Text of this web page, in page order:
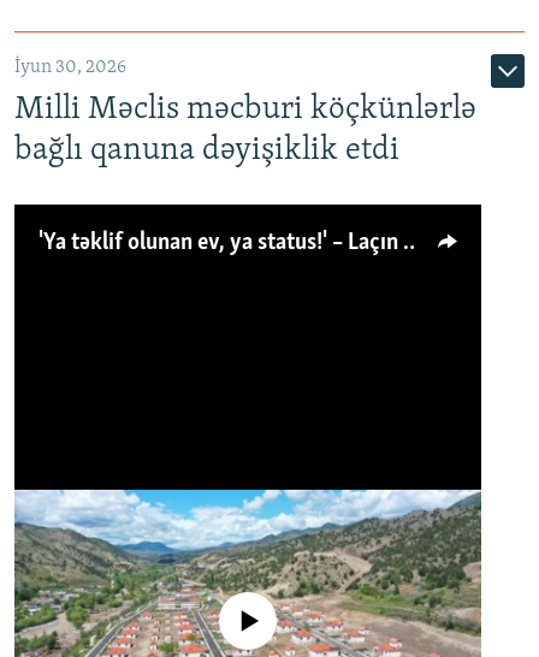
İyun 30, 2026
Milli Məclis məcburi köçkünlərlə
bağlı qanuna dəyişiklik etdi
'Ya təklif olunan ev, ya status!' – Laçın köçkünü: 'Laçından başqa heç hara!'
No media source currently available